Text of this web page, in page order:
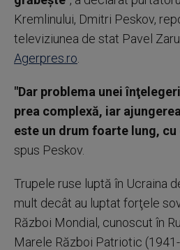
Kremlinului, Dmitri Peskov,
televiziunea de stat Pavel
Agerpres.ro
"Dar problema unei
prea complexă, iar
este un drum foarte lung,
spus Peskov.
Trupele ruse luptă în Ucraina
mult decât au luptat forţele
Război Mondial, cunoscut în
Marele Război Patriotic